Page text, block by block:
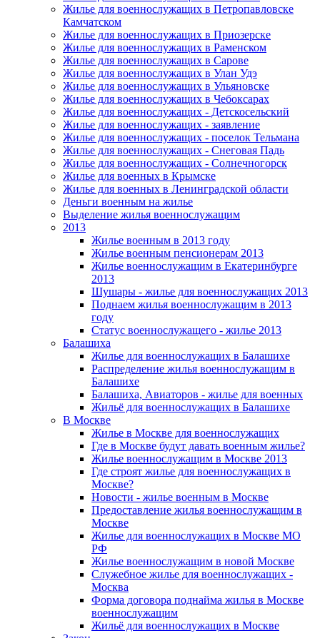
Жилье для военнослужащих в Петропавловске
Камчатском
Жилье для военнослужащих в Приозерске
Жилье для военнослужащих в Раменском
Жилье для военнослужащих в Сарове
Жилье для военнослужащих в Улан Удэ
Жилье для военнослужащих в Ульяновске
Жилье для военнослужащих в Чебоксарах
Жилье для военнослужащих - Детскосельский
Жилье для военнослужащих - заявление
Жилье для военнослужащих - поселок Тельмана
Жилье для военнослужащих - Снеговая Падь
Жилье для военнослужащих - Солнечногорск
Жилье для военных в Крымске
Жилье для военных в Ленинградской области
Деньги военным на жилье
Выделение жилья военнослужащим
2013
Жилье военным в 2013 году
Жилье военным пенсионерам 2013
Жилье военнослужащим в Екатеринбурге
2013
Шушары - жилье для военнослужащих 2013
Поднаем жилья военнослужащим в 2013
году
Статус военнослужащего - жилье 2013
Балашиха
Жилье для военнослужащих в Балашихе
Распределение жилья военнослужащим в
Балашихе
Балашиха, Авиаторов - жилье для военных
Жильё для военнослужащих в Балашихе
В Москве
Жилье в Москве для военнослужащих
Где в Москве будут давать военным жилье?
Жилье военнослужащим в Москве 2013
Где строят жилье для военнослужащих в
Москве?
Новости - жилье военным в Москве
Предоставление жилья военнослужащим в
Москве
Жилье для военнослужащих в Москве МО
РФ
Жилье военнослужащим в новой Москве
Служебное жилье для военнослужащих -
Москва
Форма договора поднайма жилья в Москве
военнослужащим
Жильё для военнослужащих в Москве